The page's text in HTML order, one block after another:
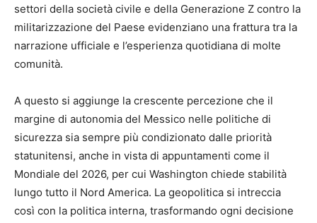
settori della società civile e della Generazione Z contro la
militarizzazione del Paese evidenziano una frattura tra la
narrazione ufficiale e l’esperienza quotidiana di molte
comunità.
A questo si aggiunge la crescente percezione che il
margine di autonomia del Messico nelle politiche di
sicurezza sia sempre più condizionato dalle priorità
statunitensi, anche in vista di appuntamenti come il
Mondiale del 2026, per cui Washington chiede stabilità
lungo tutto il Nord America. La geopolitica si intreccia
così con la politica interna, trasformando ogni decisione